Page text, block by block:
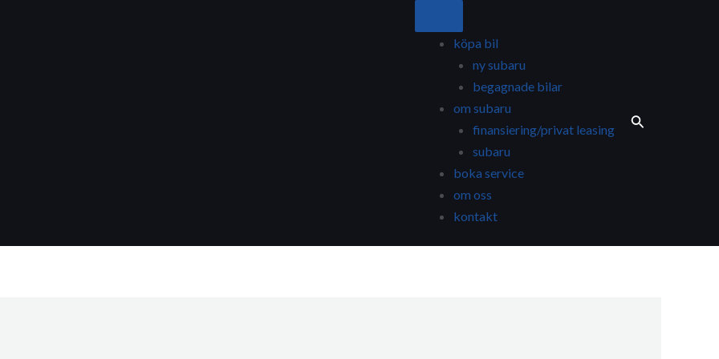
köpa bil
ny subaru
begagnade bilar
om subaru
finansiering/privat leasing
subaru
boka service
om oss
kontakt